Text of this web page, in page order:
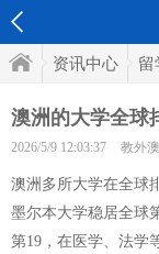
资讯中心 留
澳洲的大学全球
2026/5/9 12:03:37 教外
澳洲多所大学在全球
墨尔本大学稳居全球
第19，在医学、法学